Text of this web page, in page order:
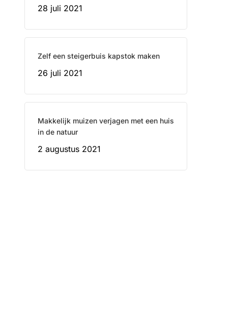
28 juli 2021
Zelf een steigerbuis kapstok maken
26 juli 2021
Makkelijk muizen verjagen met een huis
in de natuur
2 augustus 2021